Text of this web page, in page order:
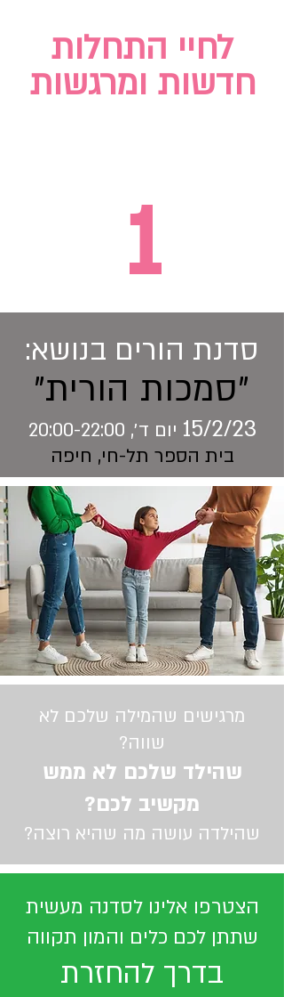
לחיי התחלות
חדשות ומרגשות
1
סדנת הורים בנושא:
״סמכות הורית״
15/2/23 יום ד׳, 20:00-22:00
בית הספר תל-חי, חיפה
מרגישים שהמילה שלכם לא
שווה?
שהילד שלכם לא ממש
מקשיב לכם?
שהילדה עושה מה שהיא רוצה?
הצטרפו אלינו לסדנה מעשית
שתתן לכם כלים והמון תקווה
בדרך להחזרת